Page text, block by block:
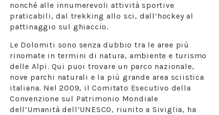
nonché alle innumerevoli attività sportive
praticabili, dal trekking allo sci, dall’hockey al
pattinaggio sul ghiaccio.
Le Dolomiti sono senza dubbio tra le aree più
rinomate in termini di natura, ambiente e turismo
delle Alpi. Qui puoi trovare un parco nazionale,
nove parchi naturali e la più grande area sciistica
italiana. Nel 2009, il Comitato Esecutivo della
Convenzione sul Patrimonio Mondiale
dell’Umanità dell’UNESCO, riunito a Siviglia, ha